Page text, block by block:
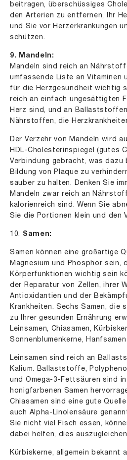
beitragen, überschüssiges
den Arterien zu entfernen, Ihr
und Sie vor Herzerkrankungen
schützen.
9. Mandeln:
Mandeln sind reich an
umfassende Liste an Vitaminen
für die Herzgesundheit wichtig
reich an einfach ungesättigten
Herz sind, und an
Nährstoffen, die
Der Verzehr von Mandeln wird
HDL-Cholesterinspiegel (gutes
Verbindung gebracht, was dazu
Bildung von Plaque zu
sauber zu halten. Denken Sie
Mandeln zwar reich an
kalorienreich sind. Wenn Sie
Sie die Portionen klein und den
10. Samen:
Samen können eine großartige
Magnesium und Phosphor sein,
Körperfunktionen wichtig sein
der Reparatur von Zellen, ihrer
Antioxidantien und der
Krankheiten. Sechs Samen, die
zu Ihrer gesunden Ernährung
Leinsamen, Chiasamen,
Sonnenblumenkerne,
Leinsamen sind reich an
Kalium. Ballaststoffe,
und Omega-3-Fettsäuren sind
honigfarbenen Samen
Chiasamen sind eine gute
auch Alpha-Linolensäure
Sie nicht viel Fisch essen,
dabei helfen, dies
Kürbiskerne, allgemein bekannt